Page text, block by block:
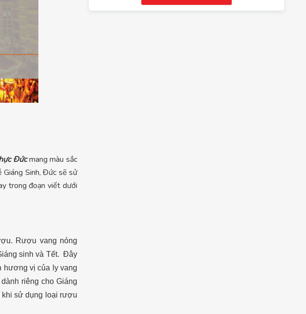
Đứcmang màu sắc
Giáng Sinh, Đức sẽ sử
trong đoạn viết dưới
Rượu vang nóng
sinh và Tết. Đây
hương vị của ly vang
riêng cho Giáng
khi sử dụng loại rượu